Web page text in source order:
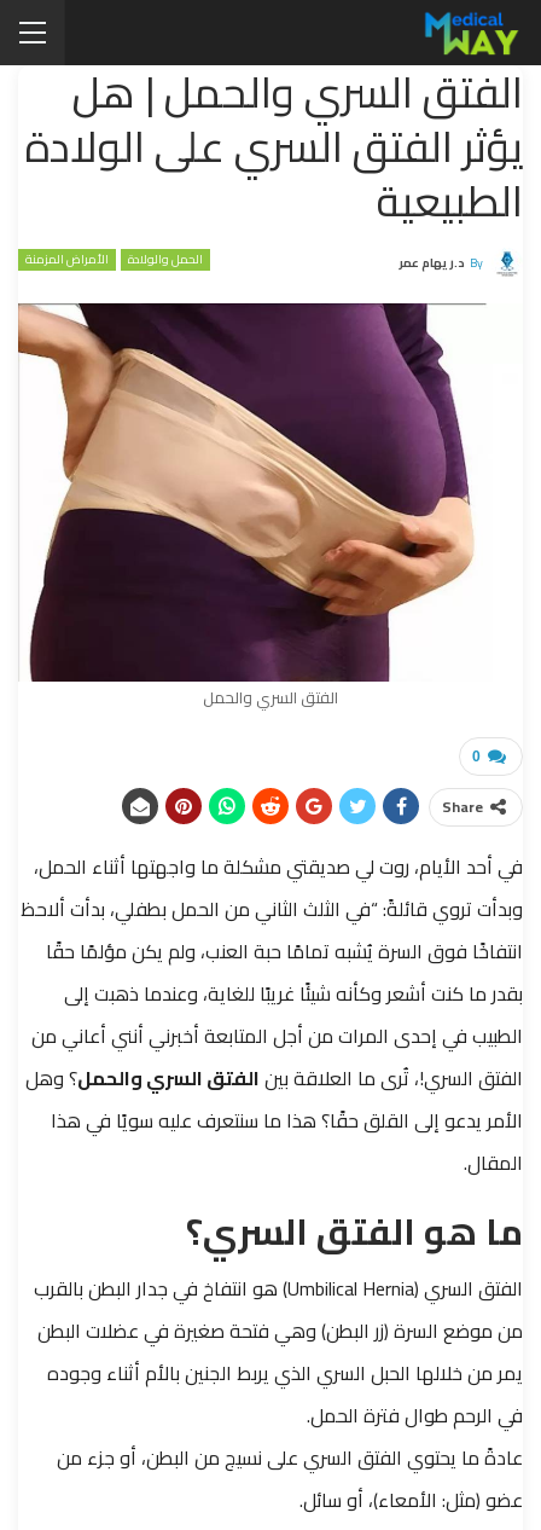
الفتق السري والحمل | هل
يؤثر الفتق السري على الولادة
الطبيعية
الحمل والولادة الأمراض المزمنة By د.ريهام عمر
الفتق السري والحمل
0
Share
في أحد الأيام، روت لي صديقتي مشكلة ما واجهتها أثناء الحمل،
وبدأت تروي قائلةً: “في الثلث الثاني من الحمل بطفلي، بدأت ألاحظ
انتفاخًا فوق السرة يُشبه تمامًا حبة العنب، ولم يكن مؤلمًا حقًا
بقدر ما كنت أشعر وكأنه شيئًا غريبًا للغاية، وعندما ذهبت إلى
الطبيب في إحدى المرات من أجل المتابعة أخبرني أنني أعاني من
الفتق السري!، تُرى ما العلاقة بينالفتق السري والحمل؟ وهل
الأمر يدعو إلى القلق حقًا؟ هذا ما سنتعرف عليه سويًا في هذا
المقال.
ما هو الفتق السري؟
الفتق السري (Umbilical Hernia) هو انتفاخ في جدار البطن بالقرب
من موضع السرة (زر البطن) وهي فتحة صغيرة في عضلات البطن
يمر من خلالها الحبل السري الذي يربط الجنين بالأم أثناء وجوده
في الرحم طوال فترة الحمل.
عادةً ما يحتوي الفتق السري على نسيج من البطن، أو جزء من
عضو (مثل: الأمعاء)، أو سائل.